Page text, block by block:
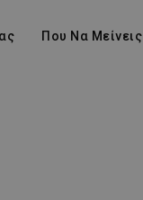
Που Να Μείνεις